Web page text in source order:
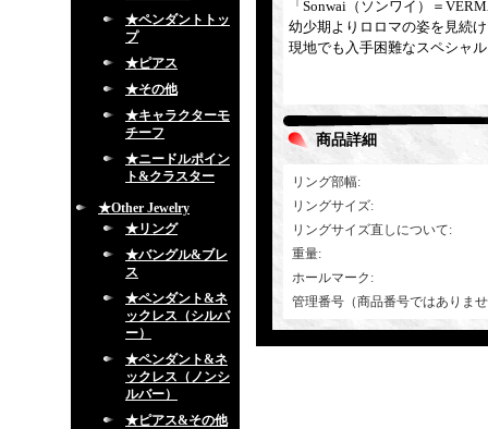
★ペンダントトッ
プ
★ピアス
★その他
★キャラクターモ
チーフ
★ニードルポイン
ト&クラスター
★Other Jewelry
★リング
★バングル&ブレ
ス
★ペンダント&ネ
ックレス（シルバ
ー）
★ペンダント&ネ
ックレス（ノンシ
ルバー）
★ピアス&その他
「Sonwai（ソンワイ）＝
幼少期よりロロマの姿を見続
現地でも入手困難なスペシャ
商品詳細
リング部幅:
リングサイズ:
リングサイズ直しについて:
重量:
ホールマーク :
管理番号（商品番号ではありま